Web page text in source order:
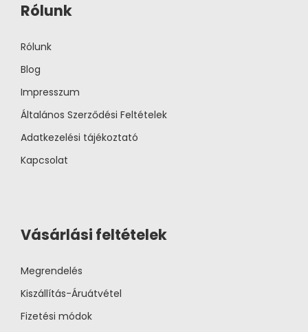
Rólunk
Rólunk
Blog
Impresszum
Általános Szerződési Feltételek
Adatkezelési tájékoztató
Kapcsolat
Vásárlási feltételek
Megrendelés
Kiszállítás-Áruátvétel
Fizetési módok